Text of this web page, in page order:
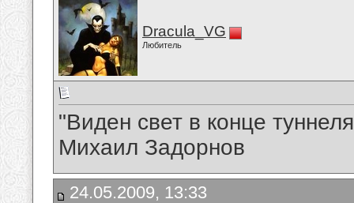
Dracula_VG
Любитель
"Виден свет в конце
Михаил Задорнов
24.05.2009, 13:33